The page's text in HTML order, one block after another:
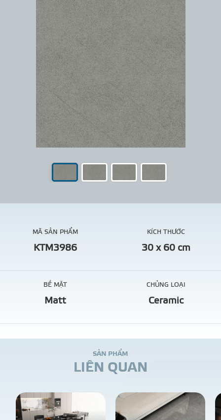
MÃ SẢN PHẨM
KTM3986
KÍCH THƯỚC
30 x 60 cm
BỀ MẶT
Matt
CHỦNG LOẠI
Ceramic
SẢN PHẨM
LIÊN QUAN